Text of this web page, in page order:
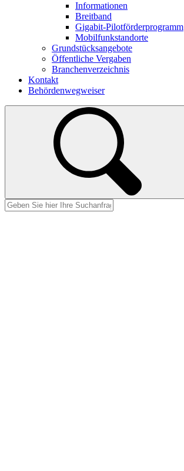
Informationen
Breitband
Gigabit-Pilotförderprogramm
Mobilfunkstandorte
Grundstücksangebote
Öffentliche Vergaben
Branchenverzeichnis
Kontakt
Behördenwegweiser